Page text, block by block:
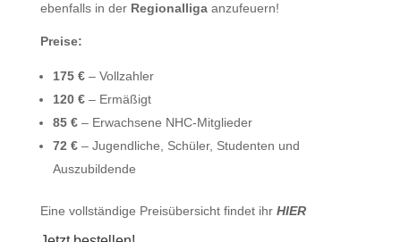
ebenfalls in der Regionalligaanzufeuern!
Preise:
175 €– Vollzahler
120 €– Ermäßigt
85 €– Erwachsene NHC-Mitglieder
72 €– Jugendliche, Schüler, Studenten und
Auszubildende
Eine vollständige Preisübersicht findet ihr HIER